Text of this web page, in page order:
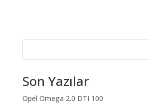
Son Yazılar
Opel Omega 2.0 DTI 100